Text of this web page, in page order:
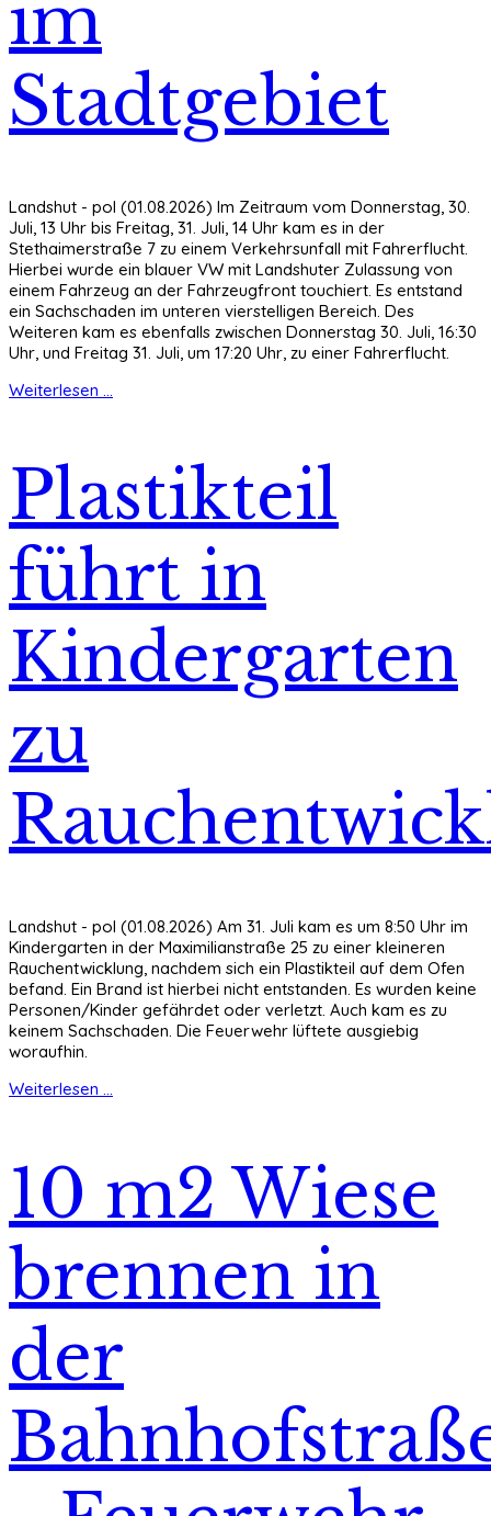
im
Stadtgebiet
Landshut - pol (01.08.2026) Im Zeitraum vom Donnerstag, 30.
Juli, 13 Uhr bis Freitag, 31. Juli, 14 Uhr kam es in der
Stethaimerstraße 7 zu einem Verkehrsunfall mit Fahrerflucht.
Hierbei wurde ein blauer VW mit Landshuter Zulassung von
einem Fahrzeug an der Fahrzeugfront touchiert. Es entstand
ein Sachschaden im unteren vierstelligen Bereich. Des
Weiteren kam es ebenfalls zwischen Donnerstag 30. Juli, 16:30
Uhr, und Freitag 31. Juli, um 17:20 Uhr, zu einer Fahrerflucht.
Weiterlesen ...
Plastikteil
führt in
Kindergarten
zu
Landshut - pol (01.08.2026) Am 31. Juli kam es um 8:50 Uhr im
Kindergarten in der Maximilianstraße 25 zu einer kleineren
Rauchentwicklung, nachdem sich ein Plastikteil auf dem Ofen
befand. Ein Brand ist hierbei nicht entstanden. Es wurden keine
Personen/Kinder gefährdet oder verletzt. Auch kam es zu
keinem Sachschaden. Die Feuerwehr lüftete ausgiebig
woraufhin.
Weiterlesen ...
10 m2 Wiese
brennen in
der